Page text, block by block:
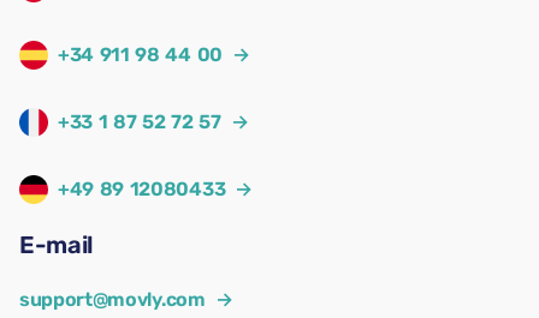
+34 911 98 44 00 →
+33 1 87 52 72 57 →
+49 89 12080433 →
E-mail
support@movly.com →